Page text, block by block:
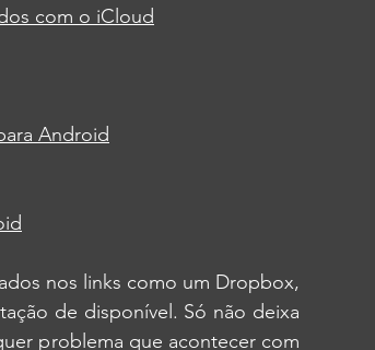
com o iCloud
Android
nos links como um Dropbox,
de disponível. Só não deixa
problema que acontecer com